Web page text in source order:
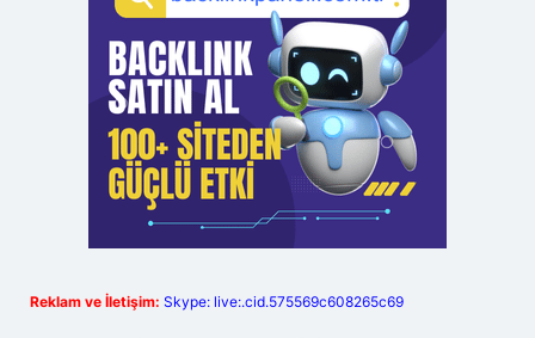
Reklam ve İletişim: Skype: live:.cid.575569c608265c69